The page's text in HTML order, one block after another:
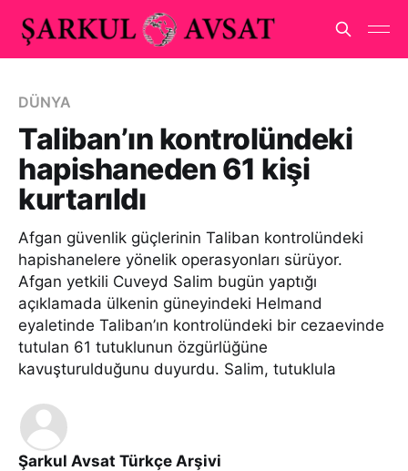
DÜNYA
Taliban’ın kontrolündeki
hapishaneden 61 kişi
kurtarıldı
Afgan güvenlik güçlerinin Taliban kontrolündeki
hapishanelere yönelik operasyonları sürüyor.
Afgan yetkili Cuveyd Salim bugün yaptığı
açıklamada ülkenin güneyindeki Helmand
eyaletinde Taliban’ın kontrolündeki bir cezaevinde
tutulan 61 tutuklunun özgürlüğüne
kavuşturulduğunu duyurdu. Salim, tutuklula
Şarkul Avsat Türkçe Arşivi